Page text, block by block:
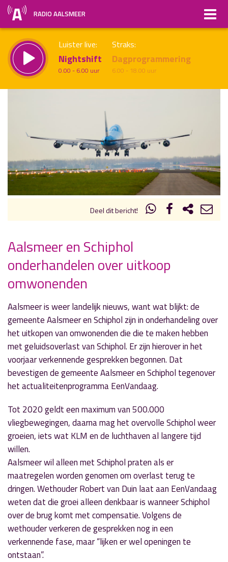
RADIO AALSMEER
Luister live:
Nightshift
0.00 - 6.00 uur
Straks:
Dagprogrammering
6.00 - 18.00 uur
uur 1 van x
Deel dit bericht!
« Vorig nieuwsbericht
Sportuitslagen zaterdag 8 september
8 september 2018
» Volgend nieuwsbericht
Sportuitslagen zondag 9 september
Aalsmeer en Schiphol
onderhandelen over uitkoop
omwonenden
Aalsmeer is weer landelijk nieuws, want wat blijkt: de
gemeente Aalsmeer en Schiphol zijn in onderhandeling over
het uitkopen van omwonenden die die te maken hebben
met geluidsoverlast van Schiphol. Er zijn hierover in het
voorjaar verkennende gesprekken begonnen. Dat
bevestigen de gemeente Aalsmeer en Schiphol tegenover
het actualiteitenprogramma EenVandaag.
Tot 2020 geldt een maximum van 500.000
vliegbewegingen, daarna mag het overvolle Schiphol weer
groeien, iets wat KLM en de luchthaven al langere tijd
willen.
Aalsmeer wil alleen met Schiphol praten als er
maatregelen worden genomen om overlast terug te
dringen. Wethouder Robert van Duin laat aan EenVandaag
weten dat die groei alleen denkbaar is wanneer Schiphol
over de brug komt met compensatie. Volgens de
wethouder verkeren de gesprekken nog in een
verkennende fase, maar “lijken er wel openingen te
ontstaan”.